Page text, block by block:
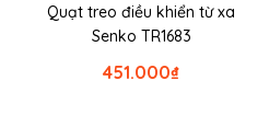
Quạt treo điều khiển từ xa
Senko TR1683
₫
451.000